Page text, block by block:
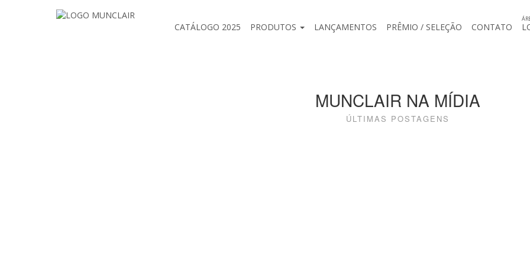
CATÁLOGO 2025 PRODUTOS LANÇAMENTOS PRÊMIO / SELEÇÃO CONTATO
MUNCLAIR NA MÍDIA
ÚLTIMAS POSTAGENS